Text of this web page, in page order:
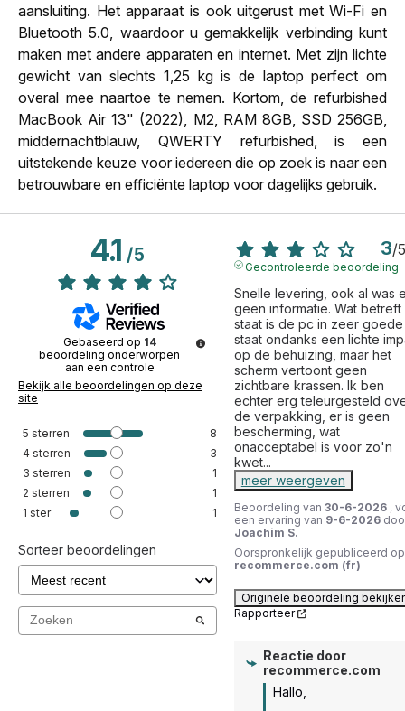
aansluiting. Het apparaat is ook uitgerust met Wi-Fi en
Bluetooth 5.0, waardoor u gemakkelijk verbinding kunt
maken met andere apparaten en internet. Met zijn lichte
gewicht van slechts 1,25 kg is de laptop perfect om
overal mee naartoe te nemen. Kortom, de refurbished
MacBook Air 13" (2022), M2, RAM 8GB, SSD 256GB,
middernachtblauw, QWERTY refurbished, is een
uitstekende keuze voor iedereen die op zoek is naar een
betrouwbare en efficiënte laptop voor dagelijks gebruik.
4.1/5
Gebaseerd op 14
beoordeling onderworpen
aan een controle
Bekijk alle beoordelingen op deze
site
5 sterren
8
4 sterren
3
3 sterren
1
2 sterren
1
1 ster 1
Sorteer beoordelingen
3/5
Gecontroleerde beoordeling
Snelle levering, ook al was
geen informatie. Wat betreft
staat is de pc in zeer goede
staat ondanks een lichte
op de behuizing, maar het
scherm vertoont geen
zichtbare krassen. Ik ben
echter erg teleurgesteld
de verpakking, er is geen
bescherming, wat
onacceptabel is voor zo'n
kwet...
meer weergeven
Beoordeling van 30-6-2026 ,
een ervaring van 9-6-2026
Joachim S.
Oorspronkelijk gepubliceerd op
recommerce.com (fr)
Originele beoordeling
Rapporteer
Reactie door
recommerce.com
Hallo,